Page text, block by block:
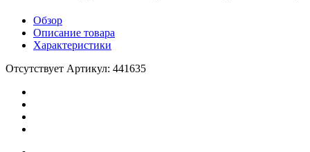
Обзор
Описание товара
Характеристики
Отсутствует Артикул: 441635